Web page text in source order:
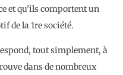
et qu’ils comportent un
de la 1re société.
tout simplement, à
dans de nombreux